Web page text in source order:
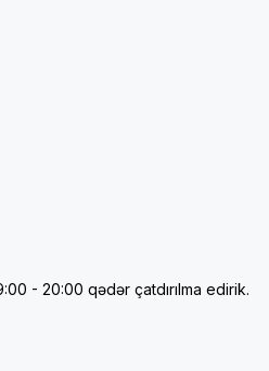
- 20:00 qədər çatdırılma edirik.